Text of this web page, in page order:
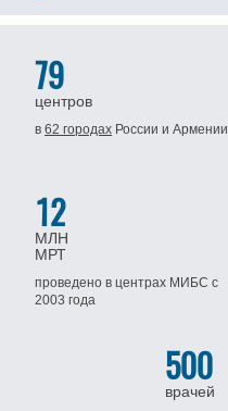
79
центров
в62 городах Россиии Армении
12
МЛН
МРТ
проведено в центрах МИБСс
2003 года
500
врачей